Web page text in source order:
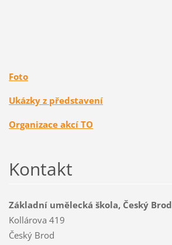
Foto
Ukázky z představení
Organizace akcí TO
Kontakt
Základní umělecká škola, Český Brod
Kollárova 419
Český Brod